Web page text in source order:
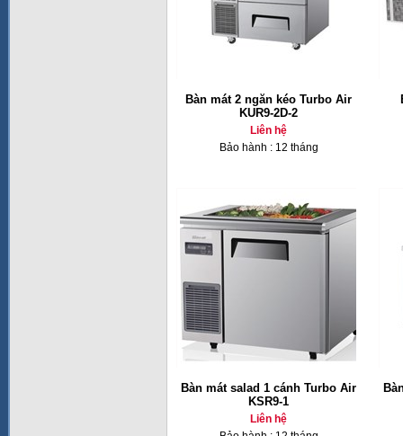
Bàn mát 2 ngăn kéo Turbo Air
KUR9-2D-2
Liên hệ
Bảo hành : 12 tháng
Bàn mát salad 1 cánh Turbo Air
KSR9-1
Liên hệ